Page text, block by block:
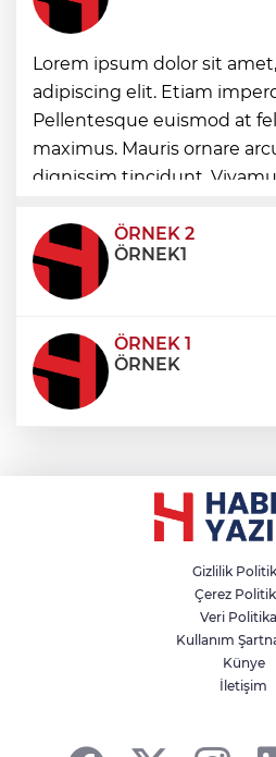
Havalimanlarında
yolcu
İzmitli mahalle
Kampı’nda
Lorem ipsum dolor sit
adipiscing elit. Etiam
Pellentesque euismod at
maximus. Mauris ornare
dignissim tincidunt.
condimentum eros et,
ÖRNEK 2
ÖRNEK1
ÖRNEK 1
ÖRNEK
Gizlilik
Çerez
Veri
Kullanım
Künye
İletişim